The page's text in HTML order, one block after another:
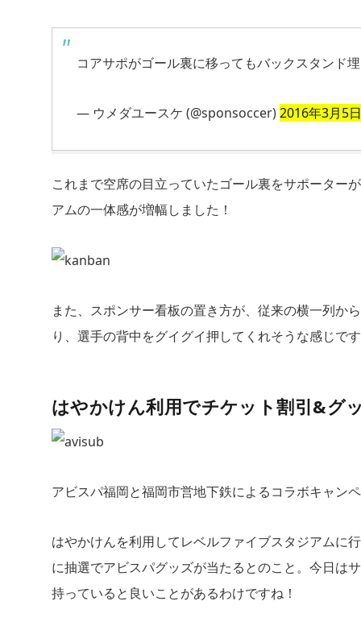
コアサポがゴール裏に移ってもバックスタンド
— ウメダユースケ (@sponsoccer)2016年3月5日
これまで空席の目立っていたゴール裏をサポーター
アムの一体感が増幅しました！
また、スポンサー看板の置き方が、従来の横一列か
り、選手の背中をグイグイ押してくれそうな感じで
はやかけん利用でチケット割引&グ
アビスパ福岡と福岡市営地下鉄によるコラボキャン
はやかけんを利用してレベルファイブスタジアムに
に抽選でアビスパグッズが当たるとのこと。今日は
持っていると良いことがあるわけですね！